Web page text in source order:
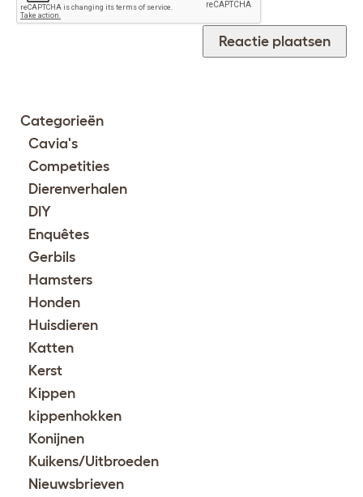
Categorieën
Cavia's
Competities
Dierenverhalen
DIY
Enquêtes
Gerbils
Hamsters
Honden
Huisdieren
Katten
Kerst
Kippen
kippenhokken
Konijnen
Kuikens/Uitbroeden
Nieuwsbrieven